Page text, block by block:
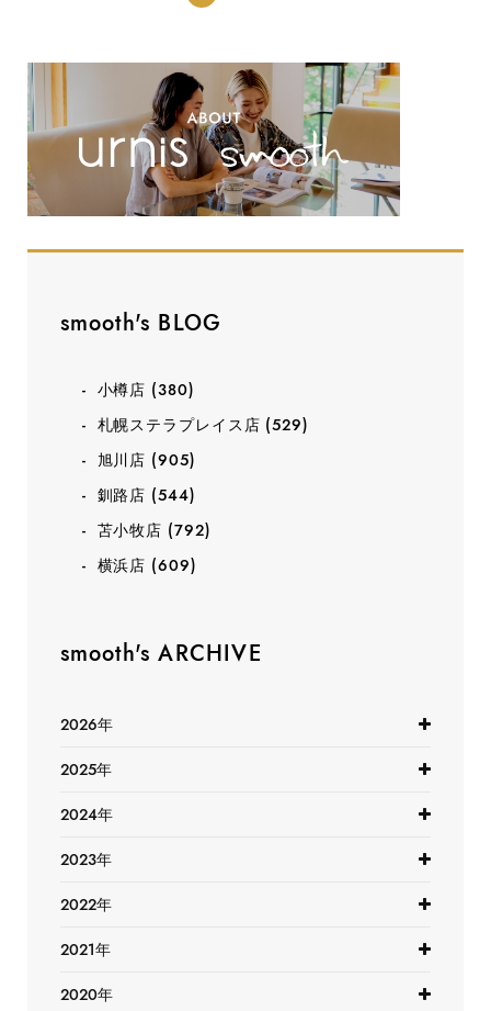
smooth's BLOG
小樽店 (380)
札幌ステラプレイス店 (529)
旭川店 (905)
釧路店 (544)
苫小牧店 (792)
横浜店 (609)
smooth's ARCHIVE
2026年
2025年
2024年
2023年
2022年
2021年
2020年